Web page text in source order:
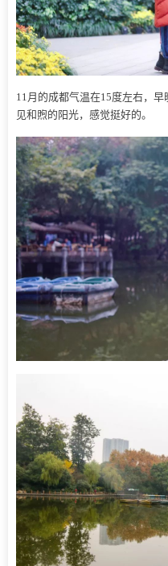
11月的成都气温在15度左右，
见和煦的阳光，感觉挺好的。